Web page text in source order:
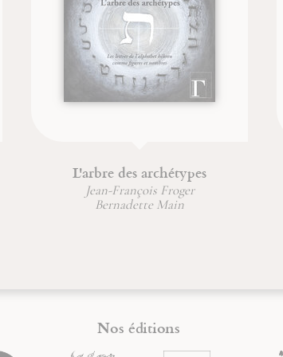
Une vie incorruptible
Jean-François Froger
Nos éditions